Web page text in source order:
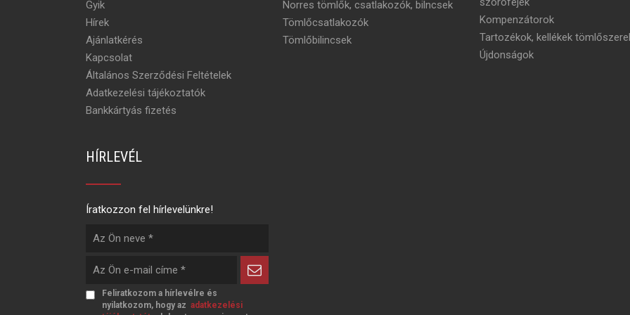
Gyik
Hírek
Ajánlatkérés
Kapcsolat
Általános Szerződési Feltételek
Adatkezelési tájékoztatók
Bankkártyás fizetés
Norres tömlők, csatlakozók, bilncsek
Tömlőcsatlakozók
Tömlőbilincsek
Kompenzátorok
Tartozékok, kellékek
Újdonságok
HÍRLEVÉL
Íratkozzon fel hírlevelünkre!
Feliratkozom a hírlevélre és
nyilatkozom, hogy azadatkezelési